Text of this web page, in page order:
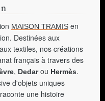
MAISON TRAMIS en
Destinées aux
textiles, nos créations
français à travers des
, Dedarou Hermès.
d'objets uniques
une histoire